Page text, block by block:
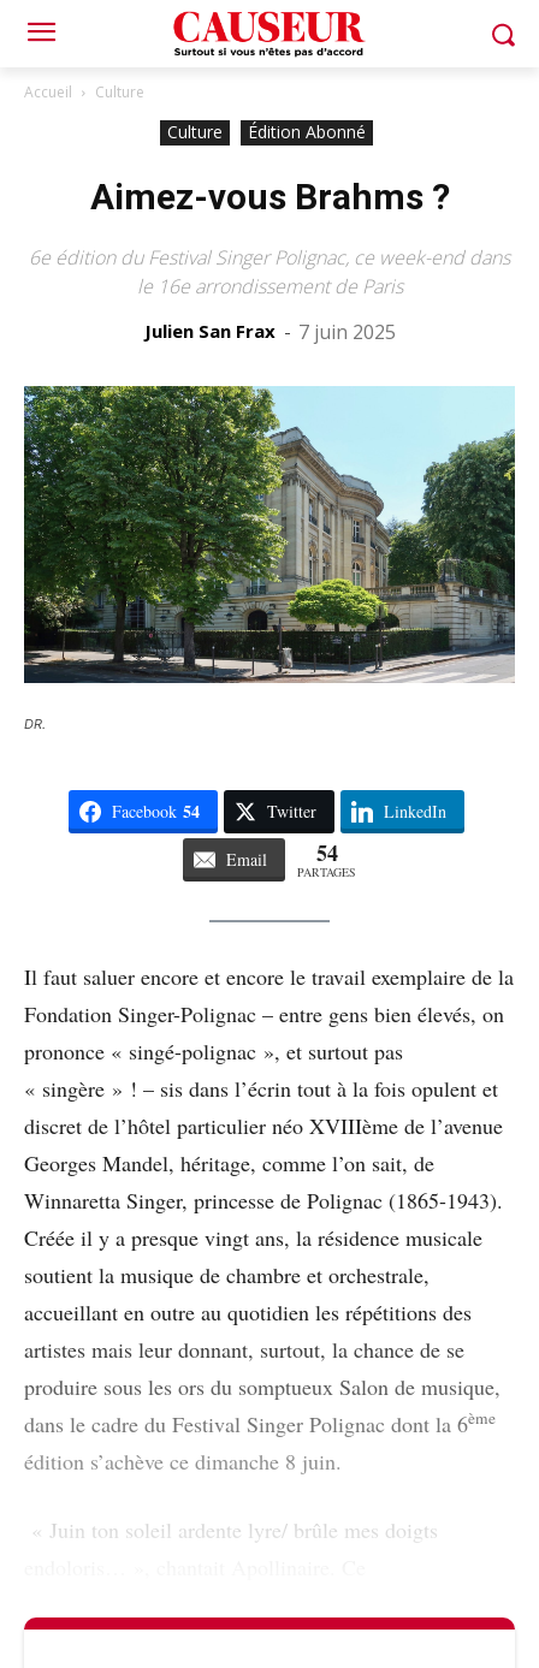
Accueil Culture
Culture Édition Abonné
Aimez-vous Brahms ?
6e édition du Festival Singer Polignac, ce week-end dans
le 16e arrondissement de Paris
Julien San Frax - 7 juin 2025
DR.
Facebook 54 Twitter LinkedIn
Email 54
PARTAGES
Il faut saluer encore et encore le travail exemplaire de la
Fondation Singer-Polignac – entre gens bien élevés, on
prononce « singé-polignac », et surtout pas
« singère » ! – sis dans l’écrin tout à la fois opulent et
discret de l’hôtel particulier néo XVIIIème de l’avenue
Georges Mandel, héritage, comme l’on sait, de
Winnaretta Singer, princesse de Polignac (1865-1943).
Créée il y a presque vingt ans, la résidence musicale
soutient la musique de chambre et orchestrale,
accueillant en outre au quotidien les répétitions des
artistes mais leur donnant, surtout, la chance de se
produire sous les ors du somptueux Salon de musique,
dans le cadre du Festival Singer Polignac dont la 6ème
édition s’achève ce dimanche 8 juin.
« Juin ton soleil ardente lyre/ brûle mes doigts